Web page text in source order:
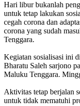
Hari libur bukanlah
untuk tetap lakukan
cegah corona dan
corona yang sudah
Tenggara.
Kegiatan sosialisasi ini
Bharatu Saleh sarjono
Maluku Tenggara.
Aktivitas tetap berjalan
untuk tidak mematuhi